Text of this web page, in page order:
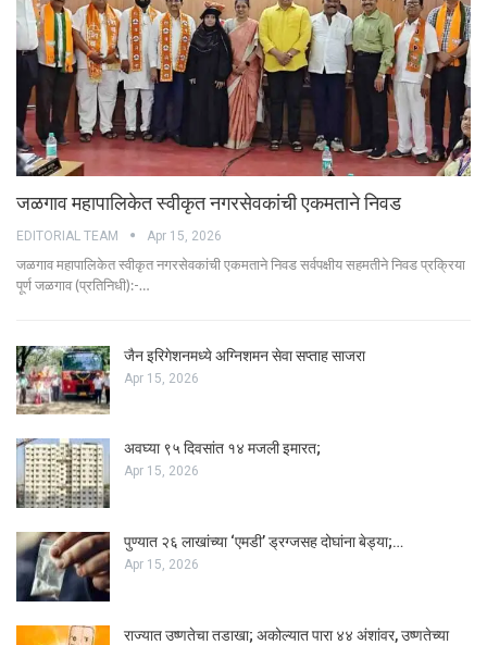
जळगाव महापालिकेत स्वीकृत नगरसेवकांची एकमताने निवड
EDITORIAL TEAM Apr 15, 2026
जळगाव महापालिकेत स्वीकृत नगरसेवकांची एकमताने निवड सर्वपक्षीय सहमतीने निवड प्रक्रिया
पूर्ण जळगाव (प्रतिनिधी):-…
जैन इरिगेशनमध्ये अग्निशमन सेवा सप्ताह साजरा
Apr 15, 2026
अवघ्या ९५ दिवसांत १४ मजली इमारत;
Apr 15, 2026
पुण्यात २६ लाखांच्या ‘एमडी’ ड्रग्जसह दोघांना बेड्या;…
Apr 15, 2026
राज्यात उष्णतेचा तडाखा; अकोल्यात पारा ४४ अंशांवर, उष्णतेच्या